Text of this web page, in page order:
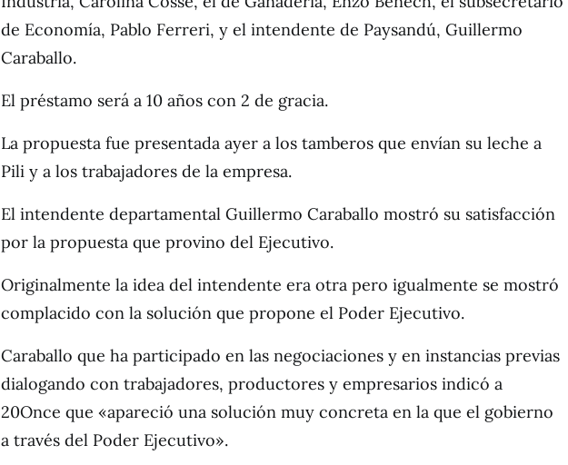
de Economía, Pablo Ferreri, y el intendente de Paysandú, Guillermo
Caraballo.
El préstamo será a 10 años con 2 de gracia.
La propuesta fue presentada ayer a los tamberos que envían su leche a
Pili y a los trabajadores de la empresa.
El intendente departamental Guillermo Caraballo mostró su satisfacción
por la propuesta que provino del Ejecutivo.
Originalmente la idea del intendente era otra pero igualmente se mostró
complacido con la solución que propone el Poder Ejecutivo.
Caraballo que ha participado en las negociaciones y en instancias previas
dialogando con trabajadores, productores y empresarios indicó a
20Once que «apareció una solución muy concreta en la que el gobierno
a través del Poder Ejecutivo».